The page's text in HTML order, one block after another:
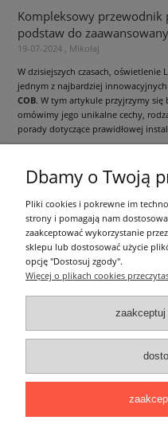
Kompleksowy przewodnik
podstaw do
19-07-2024 , Mikołaj
W dzisiejszych czasach, oświetlenie
jednym z najbardziej
COB. W tym artykule przyjrzymy
omówimy jego unikalne cechy,
porady dotyczące prawidłowej
Łatwy dojazd z Sopotu,
ONELED, ul.
e-mail: biuro@oneled.pl | tel.: 511-
Dbamy o Twoją
Pliki cookies i pokrewne im
strony i pomagają nam
zaakceptować wykorzystanie
sklepu lub dostosować użycie
opcję "Dostosuj zgody".
Więcej o plikach cookies